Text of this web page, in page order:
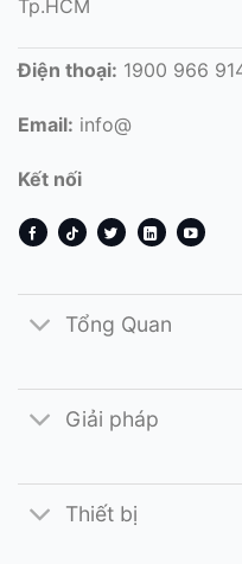
Tp.HCM
Điện thoại: 1900 966
Email: info@
Kết nối
Tổng Quan
Giải pháp
Thiết bị